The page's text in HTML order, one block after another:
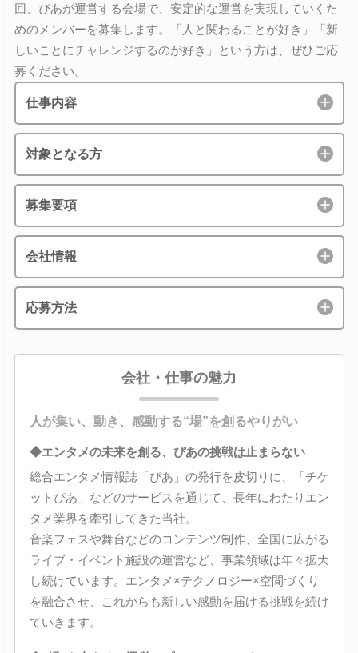
回、ぴあが運営する会場で、安定的な運営を実現していくた
めのメンバーを募集します。「人と関わることが好き」「新
しいことにチャレンジするのが好き」という方は、ぜひご応
募ください。
仕事内容
対象となる方
募集要項
会社情報
応募方法
会社・仕事の魅力
人が集い、動き、感動する“場”を創るやりがい
◆エンタメの未来を創る、ぴあの挑戦は止まらない
総合エンタメ情報誌「ぴあ」の発行を皮切りに、「チケ
ットぴあ」などのサービスを通じて、長年にわたりエン
タメ業界を牽引してきた当社。
音楽フェスや舞台などのコンテンツ制作、全国に広がる
ライブ・イベント施設の運営など、事業領域は年々拡大
し続けています。エンタメ×テクノロジー×空間づくり
を融合させ、これからも新しい感動を届ける挑戦を続け
ていきます。